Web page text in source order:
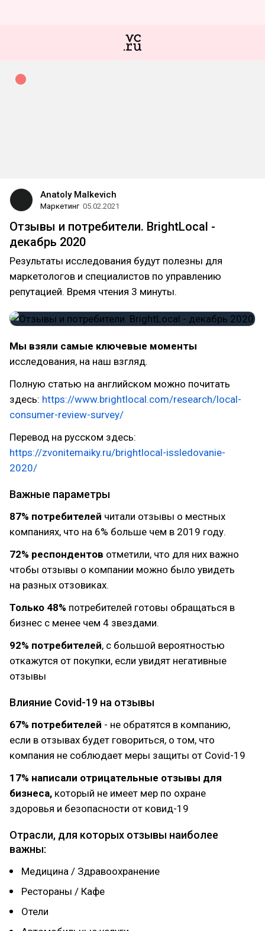
Anatoly Malkevich
Маркетинг 05.02.2021
Отзывы и потребители. BrightLocal -
декабрь 2020
Результаты исследования будут полезны для
маркетологов и специалистов по управлению
репутацией. Время чтения 3 минуты.
Мы взяли самые ключевые моменты
исследования, на наш взгляд.
Полную статью на английском можно почитать
здесь: https://www.brightlocal.com/research/local-
consumer-review-survey/
Перевод на русском здесь:
https://zvonitemaiky.ru/brightlocal-issledovanie-
2020/
Важные параметры
87% потребителей читали отзывы о местных
компаниях, что на 6% больше чем в 2019 году.
72% респондентов отметили, что для них важно
чтобы отзывы о компании можно было увидеть
на разных отзовиках.
Только 48% потребителей готовы обращаться в
бизнес с менее чем 4 звездами.
92% потребителей, с большой вероятностью
откажутся от покупки, если увидят негативные
отзывы
Влияние Covid-19 на отзывы
67% потребителей - не обратятся в компанию,
если в отзывах будет говориться, о том, что
компания не соблюдает меры защиты от Covid-19
17% написали отрицательные отзывы для
бизнеса, который не имеет мер по охране
здоровья и безопасности от ковид-19
Отрасли, для которых отзывы наиболее
важны:
Медицина / Здравоохранение
Рестораны / Кафе
Отели